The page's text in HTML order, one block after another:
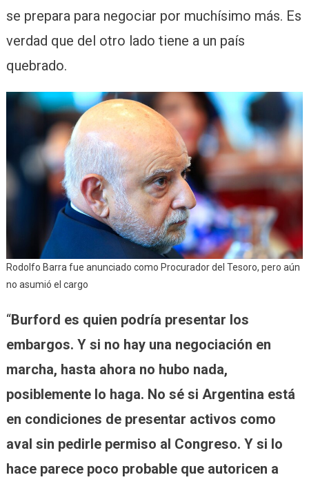
se prepara para negociar por muchísimo más. Es
verdad que del otro lado tiene a un país
quebrado.
Rodolfo Barra fue anunciado como Procurador del Tesoro, pero aún
no asumió el cargo
“Burford es quien podría presentar los
embargos. Y si no hay una negociación en
marcha, hasta ahora no hubo nada,
posiblemente lo haga. No sé si Argentina está
en condiciones de presentar activos como
aval sin pedirle permiso al Congreso. Y si lo
hace parece poco probable que autoricen a